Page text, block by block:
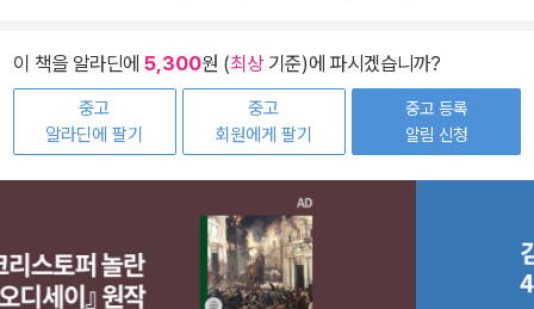
이 책을 알라딘에 5,300원 (최상기준)에 파시겠습니까?
중고
알라딘에 팔기
중고
회원에게 팔기
중고 등록
알림 신청